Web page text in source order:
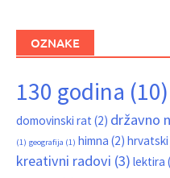
OZNAKE
130 godina (10)
domovinski rat (2) državno
(1) geografija (1) himna (2) hrvatski
kreativni radovi (3) lektira